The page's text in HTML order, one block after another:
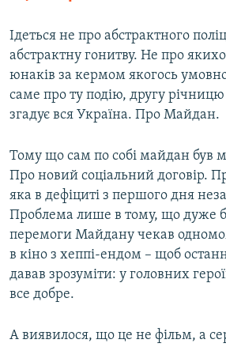
Ідеться не про абстрактного
абстрактну гонитву. Не про
юнаків за кермом якогось
саме про ту подію, другу річницю
згадує вся Україна. Про Майдан.
Тому що сам по собі майдан був
Про новий соціальний договір.
яка в дефіциті з першого дня
Проблема лише в тому, що дуже
перемоги Майдану чекав
в кіно з хеппі-ендом – щоб
давав зрозуміти: у головних
все добре.
А виявилося, що це не фільм, а